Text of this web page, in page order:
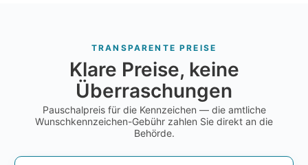
TRANSPARENTE PREISE
Klare Preise, keine
Überraschungen
Pauschalpreis für die Kennzeichen — die amtliche
Wunschkennzeichen-Gebühr zahlen Sie direkt an die
Behörde.